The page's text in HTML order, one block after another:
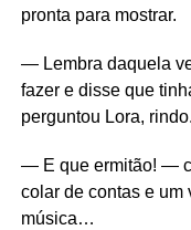
pronta para mostrar.
— Lembra daquela
fazer e disse que
perguntou Lora, rindo.
— E que ermitão! —
colar de contas e um
música…